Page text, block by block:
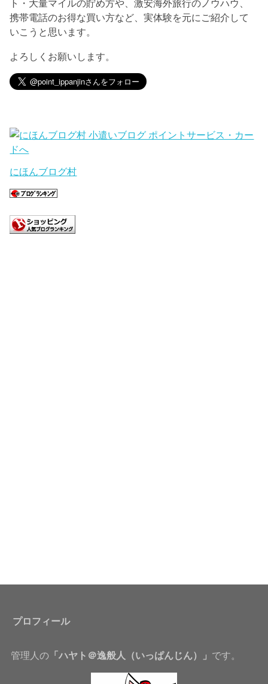
ト・大量マイルの貯め方や、激安海外旅行のノウハウ、
携帯電話のお得な買い方など、実体験を元にご紹介して
いこうと思います。
よろしくお願いします。
にほんブログ村
プロフィール
管理人の「ハヤト＠逸般人（いっぱんじん）」 です。